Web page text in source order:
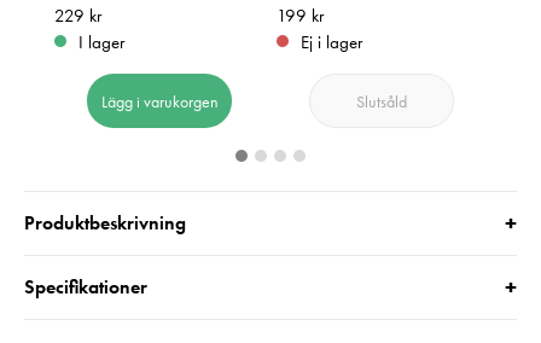
Pris: 229 kr
229 kr
I lager
Lägg i varukorgen
Pris: 199 kr
199 kr
Ej i lager
Slutsåld
Produktbeskrivning +
Specifikationer +